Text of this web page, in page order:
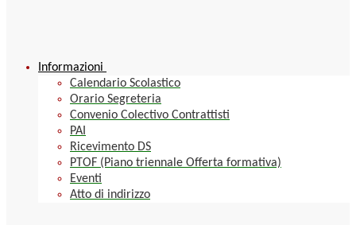
Informazioni
Calendario Scolastico
Orario Segreteria
Convenio Colectivo Contrattisti
PAI
Ricevimento DS
PTOF (Piano triennale Offerta formativa)
Eventi
Atto di indirizzo